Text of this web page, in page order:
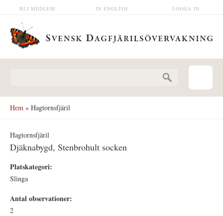
Hoppa till huvudinnehåll LOGGA IN
IN ENGLISH
BLI MEDLEM
Hem » Hagtornsfjäril
Hagtornsfjäril
Djäknabygd, Stenbrohult socken
Platskategori:
Slinga
Antal observationer:
2